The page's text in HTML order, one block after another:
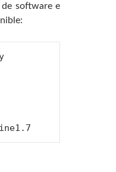
software e